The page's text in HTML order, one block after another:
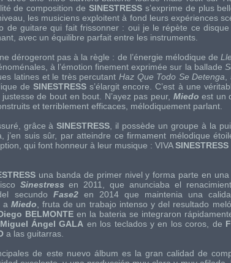
de composition de SINESTRESS s’exprime de plus
les musiciens exploitent à fond leurs expériences
de guitare qui fait frissonner : oui je le répète ce
avec un équilibre parfait entre les instruments.
ne dérogeront pas à la règle : de l’énergie mélodique de
à l’émotion finement exprimée sur la ballade
latines et le très percutant Haz Que Todo Se Detenga
deSINESTRESS s’élargit encore. C’est à une
de bout en bout. N’ayez pas peur, Miedo est un
et terriblement efficaces, mélodiquement parlant.
grâce àSINESTRESS , il possède un groupe à la
suis sûr, par atteindre ce firmament mélodique
qui font honneur à leur musique : VIVA SINESTRESS
una banda de primer nivel y forma parte en
Sinestress en 2011, que anunciaba el
secundo Fase2 en 2014 que maintenia una
a Miedo ,fruta de un trabajo intenso y del resultado
BELMONTE en la bateria se integraron
Miguel Ángel GALA en los teclados y en los coros, de
a las guitarras.
de este nuevo álbum es la gran calidad de